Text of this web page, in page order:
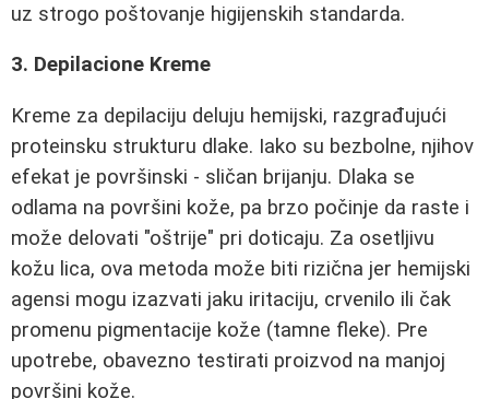
uz strogo poštovanje higijenskih standarda.
3. Depilacione Kreme
Kreme za depilaciju deluju hemijski, razgrađujući
proteinsku strukturu dlake. Iako su bezbolne, njihov
efekat je površinski - sličan brijanju. Dlaka se
odlama na površini kože, pa brzo počinje da raste i
može delovati "oštrije" pri doticaju. Za osetljivu
kožu lica, ova metoda može biti rizična jer hemijski
agensi mogu izazvati jaku iritaciju, crvenilo ili čak
promenu pigmentacije kože (tamne fleke). Pre
upotrebe, obavezno testirati proizvod na manjoj
površini kože.